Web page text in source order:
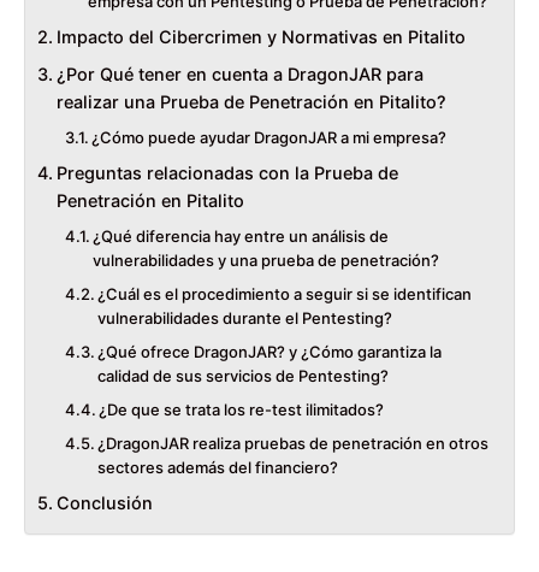
Impacto del Cibercrimen y Normativas en Pitalito
¿Por Qué tener en cuenta a DragonJAR para
realizar una Prueba de Penetración en Pitalito?
¿Cómo puede ayudar DragonJAR a mi empresa?
Preguntas relacionadas con la Prueba de
Penetración en Pitalito
¿Qué diferencia hay entre un análisis de
vulnerabilidades y una prueba de penetración?
¿Cuál es el procedimiento a seguir si se identifican
vulnerabilidades durante el Pentesting?
¿Qué ofrece DragonJAR? y ¿Cómo garantiza la
calidad de sus servicios de Pentesting?
¿De que se trata los re-test ilimitados?
¿DragonJAR realiza pruebas de penetración en otros
sectores además del financiero?
Conclusión